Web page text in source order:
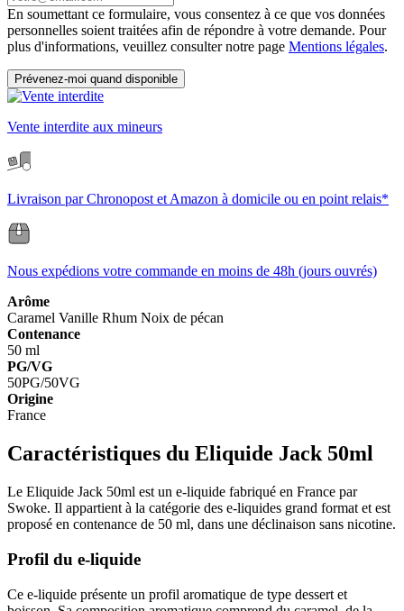
En soumettant ce formulaire, vous consentez à ce que vos données
personnelles soient traitées afin de répondre à votre demande. Pour
plus d'informations, veuillez consulter notre page Mentions légales.
Prévenez-moi quand disponible
Vente interdite aux mineurs
Livraison par Chronopost et Amazon à domicile ou en point relais*
Nous expédions votre commande en moins de 48h (jours ouvrés)
Arôme
Caramel Vanille Rhum Noix de pécan
Contenance
50 ml
PG/VG
50PG/50VG
Origine
France
Caractéristiques du Eliquide Jack 50ml
Le Eliquide Jack 50ml est un e-liquide fabriqué en France par
Swoke. Il appartient à la catégorie des e-liquides grand format et est
proposé en contenance de 50 ml, dans une déclinaison sans nicotine.
Profil du e-liquide
Ce e-liquide présente un profil aromatique de type dessert et